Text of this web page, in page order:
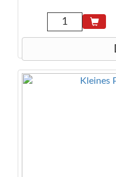
Sojalecitine, Rapsöl,